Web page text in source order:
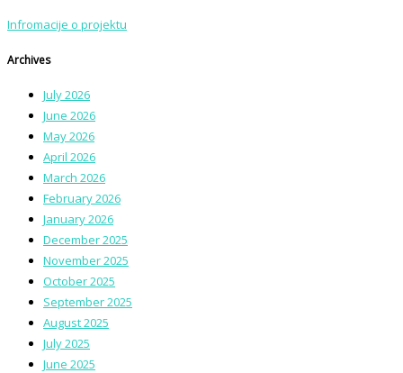
Infromacije o projektu
Archives
July 2026
June 2026
May 2026
April 2026
March 2026
February 2026
January 2026
December 2025
November 2025
October 2025
September 2025
August 2025
July 2025
June 2025